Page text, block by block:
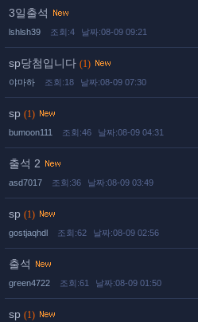
3일출석
lshlsh39 조회:4 날짜:08-09 09:21
sp당첨입니다 (1)
야마하 조회:18 날짜:08-09 07:30
sp (1)
bumoon111 조회:46 날짜:08-09 04:31
출석 2
asd7017 조회:36 날짜:08-09 03:49
sp (1)
gostjaqhdl 조회:62 날짜:08-09 02:56
출석
green4722 조회:61 날짜:08-09 01:50
sp (1)